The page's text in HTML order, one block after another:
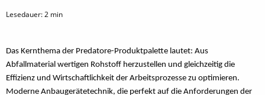
Lesedauer:2 min
Das Kernthema der Predatore-Produktpalette lautet: Aus
Abfallmaterial wertigen Rohstoff herzustellen und gleichzeitig die
Effizienz und Wirtschaftlichkeit der Arbeitsprozesse zu optimieren.
Moderne Anbaugerätetechnik, die perfekt auf die Anforderungen der